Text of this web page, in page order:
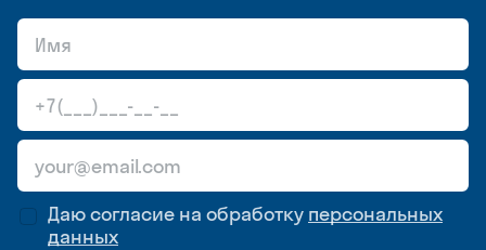
Даю согласие на обработку персональных
данных